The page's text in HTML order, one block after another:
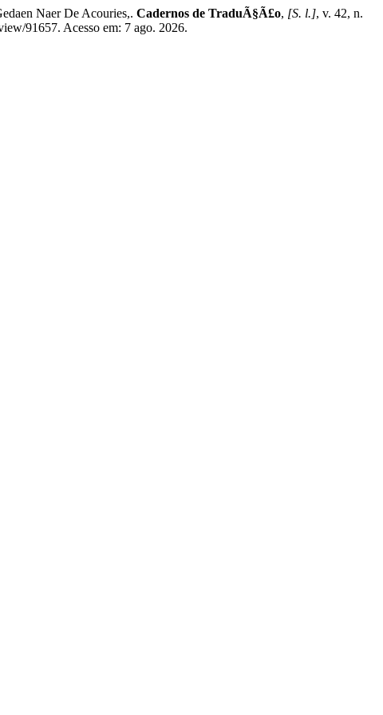
Naer De Acouries,. Cadernos de TraduÃ§Ã£o, [S. l.], v. 42, n.
91657. Acesso em: 7 ago. 2026.